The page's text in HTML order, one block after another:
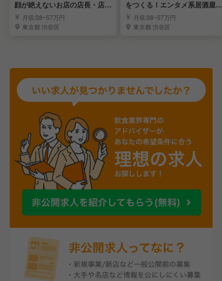
顔が絶えないお店の店長・店長
候補を募集！
月収/38~57万円
東京都 渋谷区
をつくる！エンタメ系居酒屋｜
料理長・料理長候補
月収/38~57万円
東京都 渋谷区